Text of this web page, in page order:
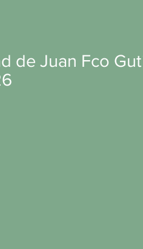
de Juan Fco